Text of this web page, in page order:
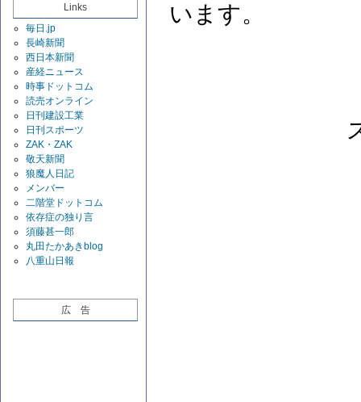
Links
毎日.jp
長崎新聞
西日本新聞
産経ニュース
時事ドットコム
読売オンライン
日刊建設工業
日刊スポーツ
ZAK・ZAK
敬天新聞
狼魔人日記
メンバー
二階堂ドットコム
依存症の独り言
須藤甚一郎
丸田たかあきblog
八重山日報
広 告
います。